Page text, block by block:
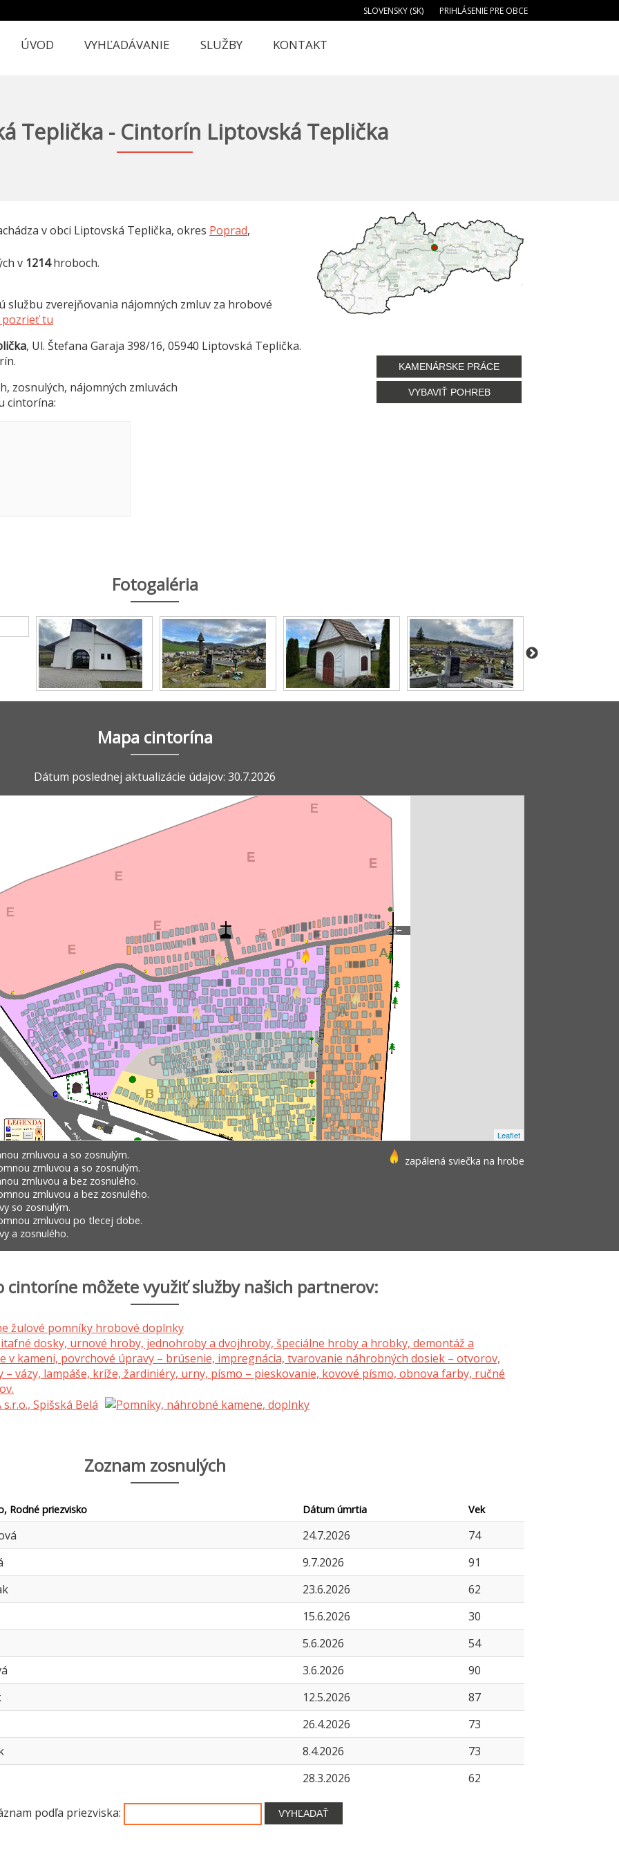
SLOVENSKY (SK) PRIHLÁSENIE PRE OBCE
ÚVOD VYHĽADÁVANIE SLUŽBY KONTAKT
Teplička - Cintorín Liptovská Teplička
KAMENÁRSKE PRÁCE
VYBAVIŤ POHREB
v obci Liptovská Teplička, okres Poprad,
v 1214hroboch.
zverejňovania nájomných zmluv za hrobové
tu
, Ul. Štefana Garaja 398/16, 05940 Liptovská Teplička.
zosnulých, nájomných zmluvách
cintorína:
Fotogaléria
Mapa cintorína
Dátum poslednej aktualizácie údajov: 30.7.2026
Leaflet
zmluvou a so zosnulým.
zmluvou a so zosnulým.
zmluvou a bez zosnulého.
zmluvou a bez zosnulého.
so zosnulým.
zmluvou po tlecej dobe.
a zosnulého.
zapálená sviečka na hrobe
cintoríne môžete využiť služby našich partnerov:
Zoznam zosnulých
Rodné priezvisko Dátum úmrtia Vek
24.7.2026
74
9.7.2026
91
23.6.2026
62
15.6.2026
30
5.6.2026
54
3.6.2026
90
12.5.2026
87
26.4.2026
73
8.4.2026
73
28.3.2026
62
podľa priezviska: VYHĽADAŤ